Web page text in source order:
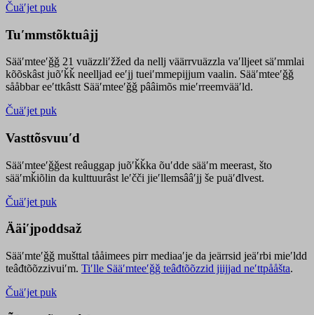
Čuäʹjet puk
Tuʹmmstõktuâjj
Sääʹmteeʹǧǧ 21 vuäzzliʹžžed da nellj väärrvuäzzla vaʹlljeet säʹmmlai
kõõskâst juõʹǩǩ neelljad eeʹjj tueiʹmmepijjum vaalin. Sääʹmteeʹǧǧ
sååbbar eeʹttkâstt Sääʹmteeʹǧǧ pââimõs mieʹrreemvääʹld.
Čuäʹjet puk
Vasttõsvuuʹd
Sääʹmteeʹǧǧest reâuggap juõʹǩǩka õuʹdde sääʹm meerast, što
sääʹmǩiõlin da kulttuurâst leʹčči jieʹllemsââʹjj še puäʹđlvest.
Čuäʹjet puk
Ääiʹjpoddsaž
Sääʹmteʹǧǧ mušttal tååimees pirr mediaaʹje da jeärrsid jeäʹrbi mieʹldd
teâđtõõzzivuiʹm. Tiʹlle Sääʹmteeʹǧǧ teâđtõõzzid jiijjad neʹttpååšta.
Čuäʹjet puk